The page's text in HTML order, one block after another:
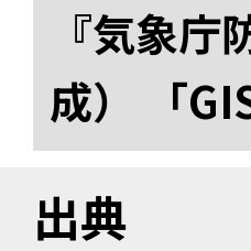
『気象
成） 「
出典